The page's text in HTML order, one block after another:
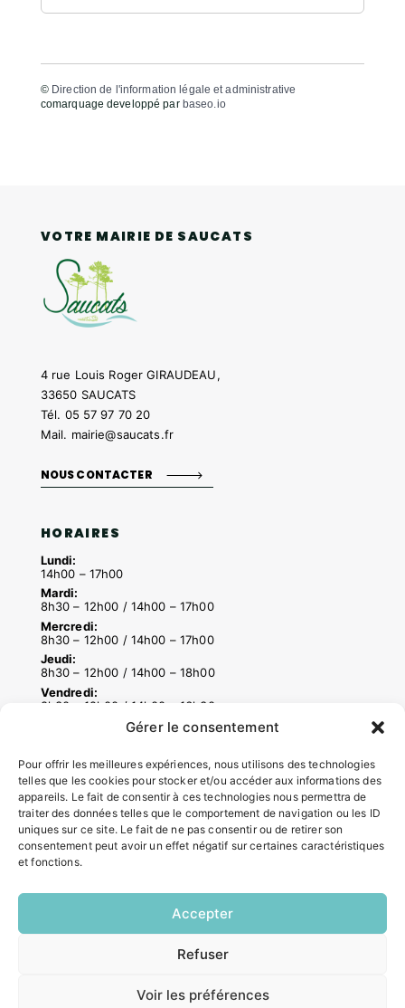
Gérer le consentement
Pour offrir les meilleures expériences, nous utilisons des technologies
telles que les cookies pour stocker et/ou accéder aux informations des
appareils. Le fait de consentir à ces technologies nous permettra de
traiter des données telles que le comportement de navigation ou les ID
uniques sur ce site. Le fait de ne pas consentir ou de retirer son
consentement peut avoir un effet négatif sur certaines caractéristiques
et fonctions.
Accepter
Refuser
Voir les préférences
© Direction de l'information légale et administrative
comarquage developpé par baseo.io
VOTRE MAIRIE DE SAUCATS
4 rue Louis Roger GIRAUDEAU,
33650 SAUCATS
Tél. 05 57 97 70 20
Mail. mairie@saucats.fr
NOUS CONTACTER
HORAIRES
Lundi:
14h00 – 17h00
Mardi:
8h30 – 12h00 / 14h00 – 17h00
Mercredi:
8h30 – 12h00 / 14h00 – 17h00
Jeudi:
8h30 – 12h00 / 14h00 – 18h00
Vendredi:
8h30 – 12h00 / 14h00 – 16h30
ACCÉS RAPIDES
Contacter la mairie
Pôle santé
Le Saucatais
Formalités administratives
Demander un composteur
INFORMATIONS LÉGALES
Politique de confidentialité